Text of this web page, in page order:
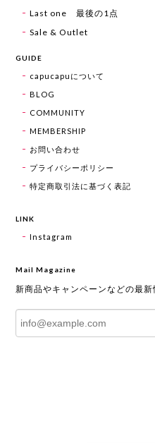
Last one 最後の1点
Sale & Outlet
GUIDE
capucapuについて
BLOG
COMMUNITY
MEMBERSHIP
お問い合わせ
プライバシーポリシー
特定商取引法に基づく表記
LINK
Instagram
Mail Magazine
新商品やキャンペーンなどの最新